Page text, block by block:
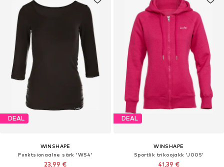
DEAL
WINSHAPE
Funktsionaalne särk 'WS4'
23,99 €
DEAL
WINSHAPE
Sportlik trikoojakk 'J005'
41,39 €